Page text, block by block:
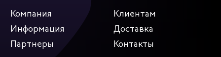
Компания
Клиентам
Информация
Доставка
Партнеры
Контакты